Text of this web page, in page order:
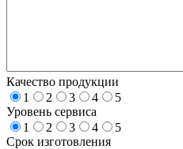
Качество продукции
1
2 3 4
5
Уровень сервиса
1
2 3 4
5
Срок изготовления